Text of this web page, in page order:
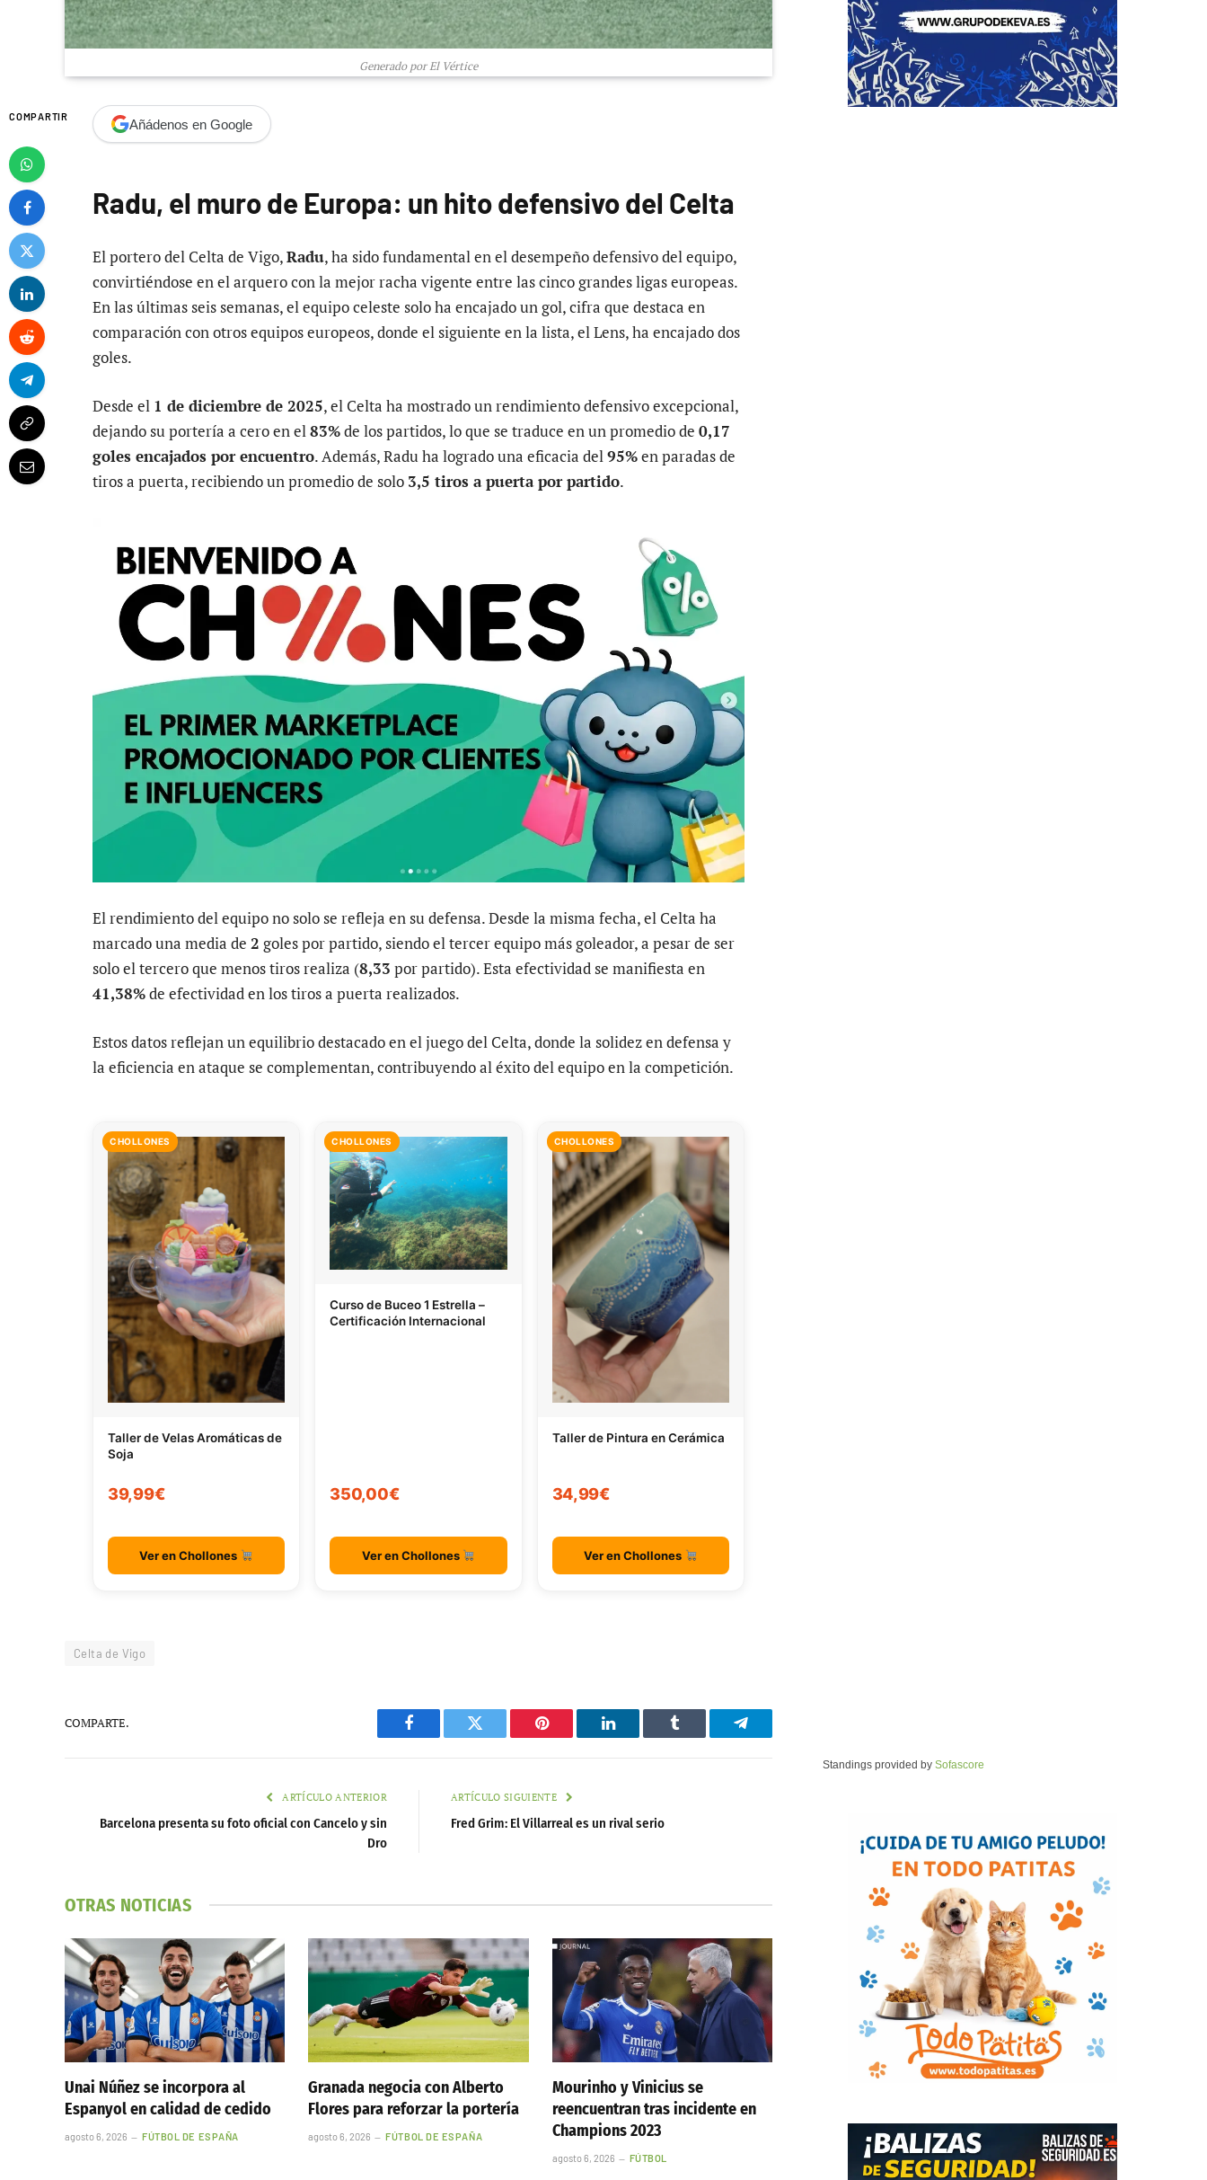
Generado por El Vértice
COMPARTIR Añádenos en Google
Radu, el muro de Europa: un hito defensivo del Celta
El portero del Celta de Vigo,Radu, ha sido fundamental en el desempeño defensivo del equipo,
convirtiéndose en el arquero con la mejor racha vigente entre las cinco grandes ligas europeas.
En las últimas seis semanas, el equipo celeste solo ha encajado un gol, cifra que destaca en
comparación con otros equipos europeos, donde el siguiente en la lista, el Lens, ha encajado dos
goles.
Desde el 1 de diciembre de 2025, el Celta ha mostrado un rendimiento defensivo excepcional,
dejando su portería a cero en el83%de los partidos, lo que se traduce en un promedio de 0,17
goles encajados por encuentro. Además, Radu ha logrado una eficacia del95%en paradas de
tiros a puerta, recibiendo un promedio de solo 3,5 tiros a puerta por partido.
El rendimiento del equipo no solo se refleja en su defensa. Desde la misma fecha, el Celta ha
marcado una media de 2 goles por partido, siendo el tercer equipo más goleador, a pesar de ser
solo el tercero que menos tiros realiza (8,33 por partido). Esta efectividad se manifiesta en
41,38%de efectividad en los tiros a puerta realizados.
Estos datos reflejan un equilibrio destacado en el juego del Celta, donde la solidez en defensa y
la eficiencia en ataque se complementan, contribuyendo al éxito del equipo en la competición.
CHOLLONES
Taller de Velas Aromáticas de
Soja
39,99€
Ver en Chollones
CHOLLONES
Curso de Buceo 1 Estrella –
Certificación Internacional
350,00€
Ver en Chollones
CHOLLONES
Taller de Pintura en Cerámica
34,99€
Ver en Chollones
Celta de Vigo
COMPARTE.
Facebook Twitter Pinterest LinkedIn Tumblr Telegram
ARTÍCULO ANTERIOR
Barcelona presenta su foto oficial con Cancelo y sin
Dro
ARTÍCULO SIGUIENTE
Fred Grim: El Villarreal es un rival serio
OTRAS NOTICIAS
Unai Núñez se incorpora al
Espanyol en calidad de cedido
agosto 6, 2026 FÚTBOL DE ESPAÑA
Granada negocia con Alberto
Flores para reforzar la portería
agosto 6, 2026 FÚTBOL DE ESPAÑA
Mourinho y Vinicius se
reencuentran tras incidente en
Champions 2023
agosto 6, 2026 FÚTBOL
Standings provided by Sofascore